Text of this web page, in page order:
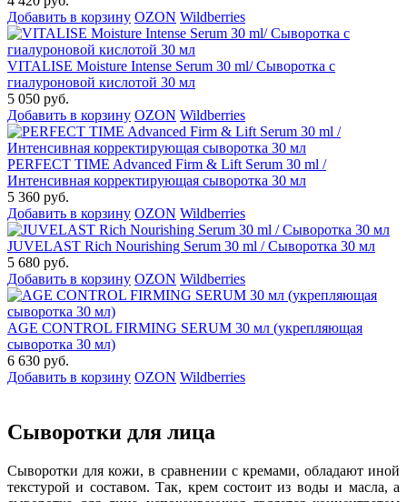
Добавить в корзину OZON Wildberries
VITALISE Moisture Intense Serum 30 ml/ Сыворотка с
гиалуроновой кислотой 30 мл
5 050 руб.
Добавить в корзину OZON Wildberries
PERFECT TIME Advanced Firm & Lift Serum 30 ml /
Интенсивная корректирующая сыворотка 30 мл
5 360 руб.
Добавить в корзину OZON Wildberries
JUVELAST Rich Nourishing Serum 30 ml / Сыворотка 30 мл
5 680 руб.
Добавить в корзину OZON Wildberries
AGE CONTROL FIRMING SERUM 30 мл (укрепляющая
сыворотка 30 мл)
6 630 руб.
Добавить в корзину OZON Wildberries
Сыворотки для лица
Сыворотки для кожи, в сравнении с кремами, обладают иной
текстурой и составом. Так, крем состоит из воды и масла, а